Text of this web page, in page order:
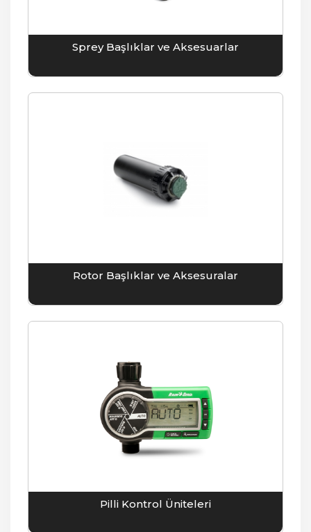
Sprey Başlıklar ve Aksesuarlar
Rotor Başlıklar ve Aksesuralar
Pilli Kontrol Üniteleri